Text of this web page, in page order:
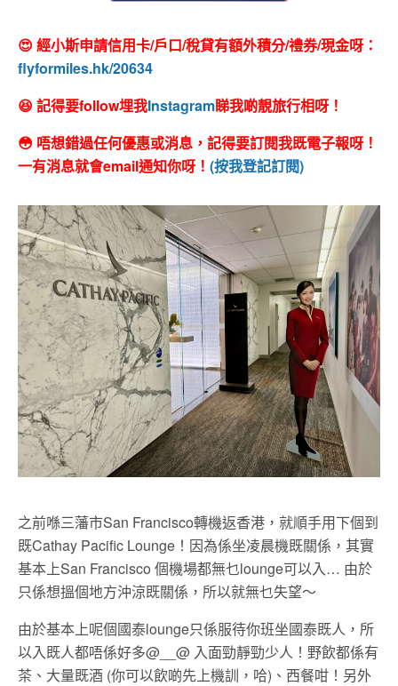
😍 經小斯申請信用卡/戶口/稅貸有額外積分/禮券/現金呀：
flyformiles.hk/20634
😆 記得要follow埋我Instagram睇我啲靚旅行相呀！
😳 唔想錯過任何優惠或消息，記得要訂閱我既電子報呀！
一有消息就會email通知你呀！ (按我登記訂閱)
之前喺三藩市San Francisco轉機返香港，就順手用下個到
既Cathay Pacific Lounge！因為係坐凌晨機既關係，其實
基本上San Francisco 個機場都無乜lounge可以入… 由於
只係想搵個地方沖涼既關係，所以就無乜失望～
由於基本上呢個國泰lounge只係服待你班坐國泰既人，所
以入既人都唔係好多@__@ 入面勁靜勁少人！野飲都係有
茶、大量既酒 (你可以飲啲先上機訓，哈)、西餐咁！另外